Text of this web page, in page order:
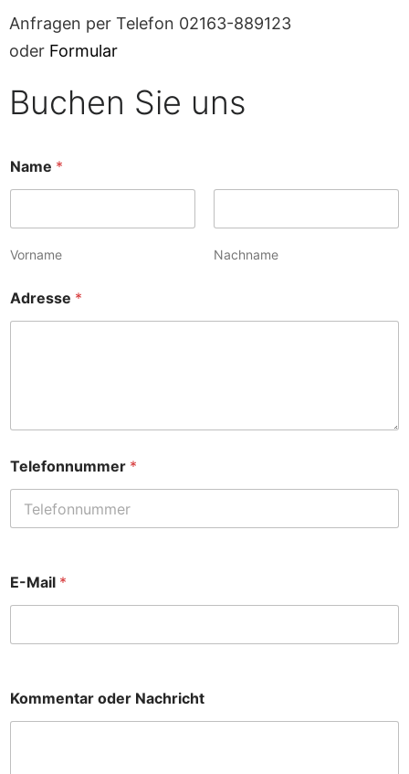
Anfragen per Telefon 02163-889123
oder Formular
Buchen Sie uns
Name *
Vorname Nachname
Adresse *
Telefonnummer *
E-Mail *
Kommentar oder Nachricht